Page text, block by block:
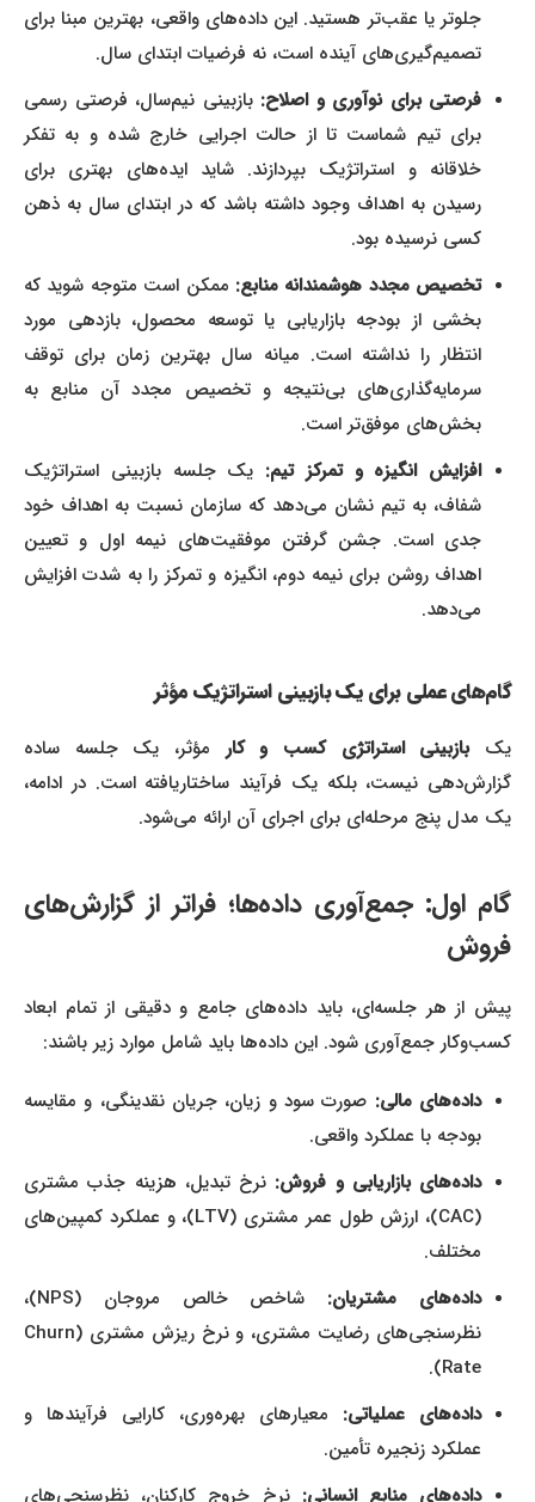
جلوتر یا عقب‌تر هستید. این داده‌های واقعی، بهترین مبنا برای
تصمیم‌گیری‌های آینده است، نه فرضیات ابتدای سال.
فرصتی برای نوآوری و اصلاح: بازبینی نیم‌سال، فرصتی رسمی
برای تیم شماست تا از حالت اجرایی خارج شده و به تفکر
خلاقانه و استراتژیک بپردازند. شاید ایده‌های بهتری برای
رسیدن به اهداف وجود داشته باشد که در ابتدای سال به ذهن
کسی نرسیده بود.
تخصیص مجدد هوشمندانه منابع: ممکن است متوجه شوید که
بخشی از بودجه بازاریابی یا توسعه محصول، بازدهی مورد
انتظار را نداشته است. میانه سال بهترین زمان برای توقف
سرمایه‌گذاری‌های بی‌نتیجه و تخصیص مجدد آن منابع به
بخش‌های موفق‌تر است.
افزایش انگیزه و تمرکز تیم: یک جلسه بازبینی استراتژیک
شفاف، به تیم نشان می‌دهد که سازمان نسبت به اهداف خود
جدی است. جشن گرفتن موفقیت‌های نیمه اول و تعیین
اهداف روشن برای نیمه دوم، انگیزه و تمرکز را به شدت افزایش
می‌دهد.
گام‌های عملی برای یک بازبینی استراتژیک مؤثر
یکبازبینی استراتژی کسب و کارمؤثر، یک جلسه ساده
گزارش‌دهی نیست، بلکه یک فرآیند ساختاریافته است. در ادامه،
یک مدل پنج مرحله‌ای برای اجرای آن ارائه می‌شود.
گام اول: جمع‌آوری داده‌ها؛ فراتر از گزارش‌های
فروش
پیش از هر جلسه‌ای، باید داده‌های جامع و دقیقی از تمام ابعاد
کسب‌وکار جمع‌آوری شود. این داده‌ها باید شامل موارد زیر باشند:
داده‌های مالی: صورت سود و زیان، جریان نقدینگی، و مقایسه
بودجه با عملکرد واقعی.
داده‌های بازاریابی و فروش: نرخ تبدیل، هزینه جذب مشتری
(CAC)، ارزش طول عمر مشتری (LTV)، و عملکرد کمپین‌های
مختلف.
داده‌های مشتریان:
شاخص خالص مروجان (NPS)،
نظرسنجی‌های رضایت مشتری، و نرخ ریزش مشتری (Churn
Rate).
داده‌های عملیاتی: معیارهای بهره‌وری، کارایی فرآیندها و
عملکرد زنجیره تأمین.
داده‌های منابع انسانی: نرخ خروج کارکنان، نظرسنجی‌های